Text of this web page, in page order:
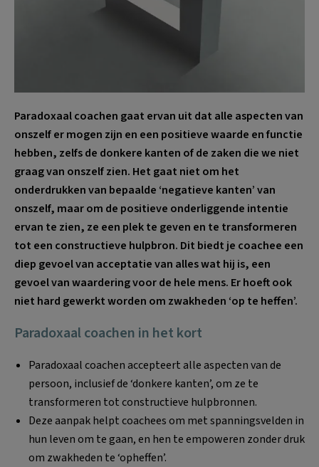
Paradoxaal coachen gaat ervan uit dat alle aspecten van
onszelf er mogen zijn en een positieve waarde en functie
hebben, zelfs de donkere kanten of de zaken die we niet
graag van onszelf zien. Het gaat niet om het
onderdrukken van bepaalde ‘negatieve kanten’ van
onszelf, maar om de positieve onderliggende intentie
ervan te zien, ze een plek te geven en te transformeren
tot een constructieve hulpbron. Dit biedt je coachee een
diep gevoel van acceptatie van alles wat hij is, een
gevoel van waardering voor de hele mens. Er hoeft ook
niet hard gewerkt worden om zwakheden ‘op te heffen’.
Paradoxaal coachen in het kort
Paradoxaal coachen accepteert alle aspecten van de
persoon, inclusief de ‘donkere kanten’, om ze te
transformeren tot constructieve hulpbronnen.
Deze aanpak helpt coachees om met spanningsvelden in
hun leven om te gaan, en hen te empoweren zonder druk
om zwakheden te ‘opheffen’.